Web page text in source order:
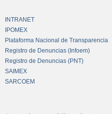
INTRANET
IPOMEX
Plataforma Nacional de Transparencia
Registro de Denuncias (Infoem)
Registro de Denuncias (PNT)
SAIMEX
SARCOEM